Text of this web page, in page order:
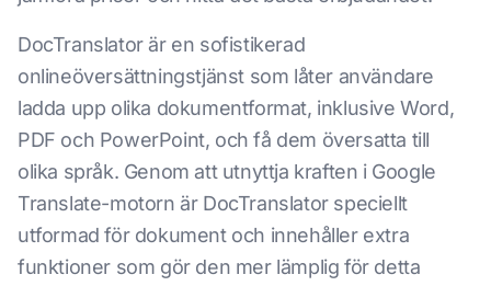
DocTranslator är en sofistikerad
onlineöversättningstjänst som låter användare
ladda upp olika dokumentformat, inklusive Word,
PDF och PowerPoint, och få dem översatta till
olika språk. Genom att utnyttja kraften i Google
Translate-motorn är DocTranslator speciellt
utformad för dokument och innehåller extra
funktioner som gör den mer lämplig för detta